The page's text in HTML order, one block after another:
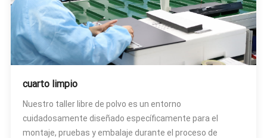
cuarto limpio
Nuestro taller libre de polvo es un entorno
cuidadosamente diseñado específicamente para el
montaje, pruebas y embalaje durante el proceso de